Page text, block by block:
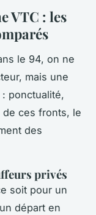
VTC : les
le 94, on ne
mais une
ponctualité,
ces fronts, le
des
privés
soit pour un
départ en